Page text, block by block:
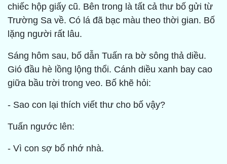
chiếc hộp giấy cũ. Bên trong là tất cả thư bố gửi từ
Trường Sa về. Có lá đã bạc màu theo thời gian. Bố
lặng người rất lâu.
Sáng hôm sau, bố dẫn Tuấn ra bờ sông thả diều.
Gió đầu hè lồng lộng thổi. Cánh diều xanh bay cao
giữa bầu trời trong veo. Bố khẽ hỏi:
- Sao con lại thích viết thư cho bố vậy?
Tuấn ngước lên:
- Vì con sợ bố nhớ nhà.